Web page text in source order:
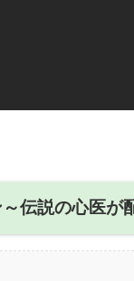
伝説の心医が